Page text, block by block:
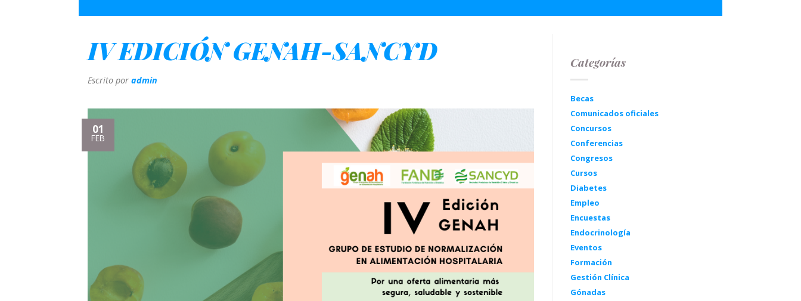
IV EDICIÓN GENAH-SANCYD
Escrito por admin
01
FEB
Categorías
Becas
Comunicados oficiales
Concursos
Conferencias
Congresos
Cursos
Diabetes
Empleo
Encuestas
Endocrinología
Eventos
Formación
Gestión Clínica
Gónadas